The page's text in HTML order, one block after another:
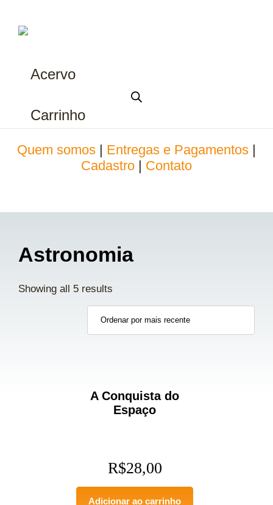
Acervo
Carrinho
Quem somos Entregas e Pagamentos
Cadastro
Contato
Astronomia
Showing all 5 results
A Conquista do
Espaço
R$28,00
Adicionar ao carrinho